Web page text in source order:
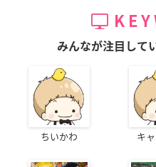
みんなが注目して
ちいかわ キ